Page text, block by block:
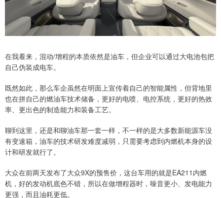
在我看来，混动/增程的本质依然是油车，但企业可以通过大电池包把
自己伪装成电车。
既然如此，那么车企虽然在明面上宣传着自己的智能属性，但背地里
也在拼自己的燃油车技术储备，更好的电喷、电控系统，更好的热效
率、更出色的制造能力和装备工艺。
聊到这里，还是和聊油车那一套一样，不一样的是大多数新能源车没
有变速箱，油车的技术研发难度减弱，只需要考虑到内燃机本身的设
计和研发就行了。
大众在前两天发布了大众9X的预售价，这台车用的就是EA211内燃
机，好的发动机底色不错，所以在做增程器时，噪音更小、发电能力
更强，而且油耗更低。